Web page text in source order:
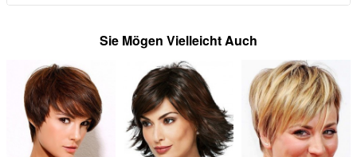
Sie Mögen Vielleicht Auch